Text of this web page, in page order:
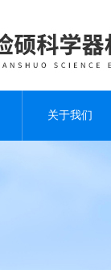
关于我们